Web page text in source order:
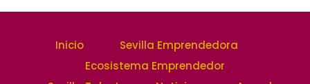
Inicio
Sevilla Emprendedora
Ecosistema Emprendedor